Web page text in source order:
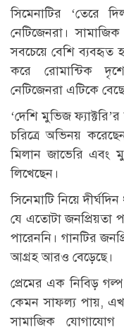
সিমেনাটির ‘তেরে
নেটিজেনরা।
সবচেয়ে বেশি ব্যবহৃত
করে রোমান্টিক
নেটিজেনরা এটিকে
‘দেশি মুভিজ
চরিত্রে অভিনয়
মিলান জাভেরি এবং
লিখেছেন।
সিনেমাটি নিয়ে
যে এতোটা জনপ্রিয়তা
পারেননি। গানটির
আগ্রহ আরও বেড়েছে।
প্রেমের এক নিবিড়
কেমন সাফল্য পায়,
সামাজিক যোগাযোগ